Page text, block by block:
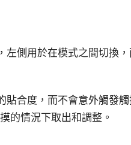
側用於在模式之間切換
合度，而不會意外觸發
的情況下取出和調整。